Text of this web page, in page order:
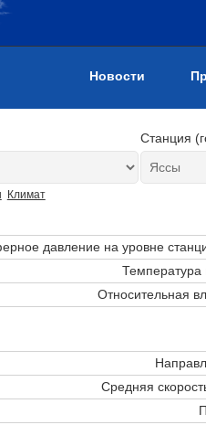
Новости
Станция
Климат
давление на уровне
Температура
Относительная
Средняя